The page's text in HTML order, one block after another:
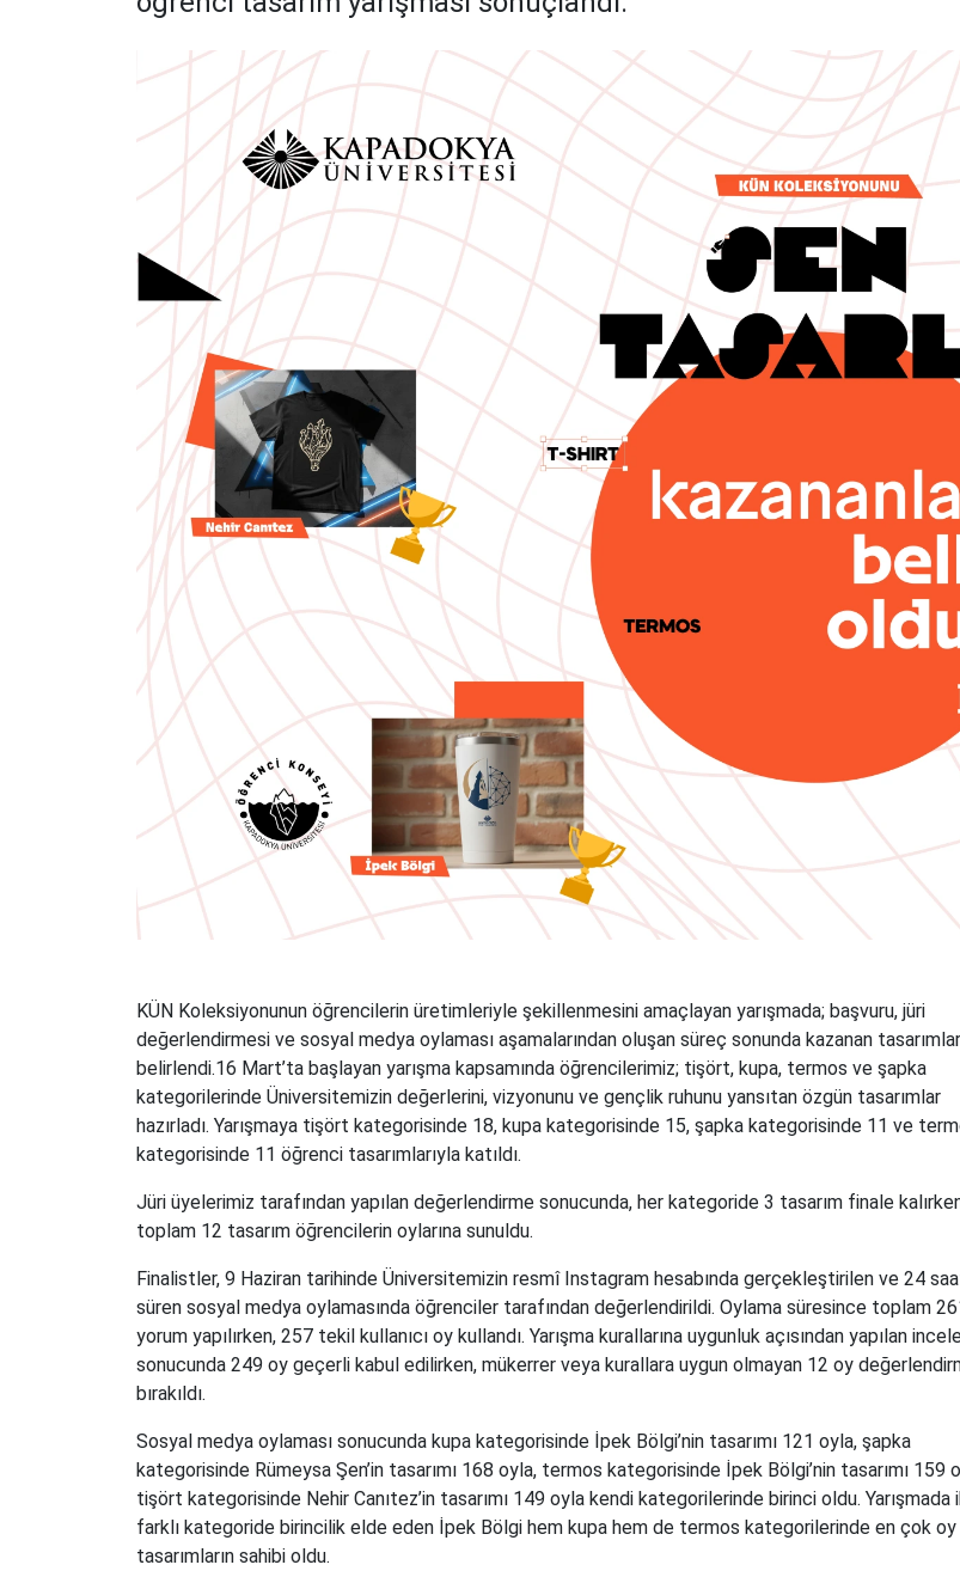
KÜN Koleksiyonunun öğrencilerin üretimleriyle şekillenmesini amaçlayan yarışmada; başvuru, jüri
değerlendirmesi ve sosyal medya oylaması aşamalarından oluşan süreç sonunda kazanan tasarımlar
belirlendi.16 Mart’ta başlayan yarışma kapsamında öğrencilerimiz; tişört, kupa, termos ve şapka
kategorilerinde Üniversitemizin değerlerini, vizyonunu ve gençlik ruhunu yansıtan özgün tasarımlar
hazırladı. Yarışmaya tişört kategorisinde 18, kupa kategorisinde 15, şapka kategorisinde 11 ve
kategorisinde 11 öğrenci tasarımlarıyla katıldı.
Jüri üyelerimiz tarafından yapılan değerlendirme sonucunda, her kategoride 3 tasarım finale
toplam 12 tasarım öğrencilerin oylarına sunuldu.
Finalistler, 9 Haziran tarihinde Üniversitemizin resmî Instagram hesabında gerçekleştirilen ve 24
süren sosyal medya oylamasında öğrenciler tarafından değerlendirildi. Oylama süresince toplam
yorum yapılırken, 257 tekil kullanıcı oy kullandı. Yarışma kurallarına uygunluk açısından yapılan
sonucunda 249 oy geçerli kabul edilirken, mükerrer veya kurallara uygun olmayan 12 oy
bırakıldı.
Sosyal medya oylaması sonucunda kupa kategorisinde İpek Bölgi’nin tasarımı 121 oyla, şapka
kategorisinde Rümeysa Şen’in tasarımı 168 oyla, termos kategorisinde İpek Bölgi’nin tasarımı 159
tişört kategorisinde Nehir Canıtez’in tasarımı 149 oyla kendi kategorilerinde birinci oldu. Yarışmada
farklı kategoride birincilik elde eden İpek Bölgi hem kupa hem de termos kategorilerinde en çok oy
tasarımların sahibi oldu.